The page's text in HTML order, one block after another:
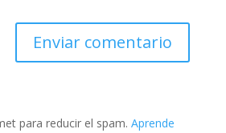
para reducir el spam. Aprende